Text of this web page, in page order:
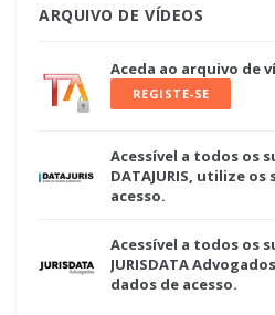
ARQUIVO DE VÍDEOS
Aceda ao arquivo de
REGISTE-SE
Acessível a todos os
DATAJURIS, utilize os
acesso.
Acessível a todos os
JURISDATA
dados de acesso.